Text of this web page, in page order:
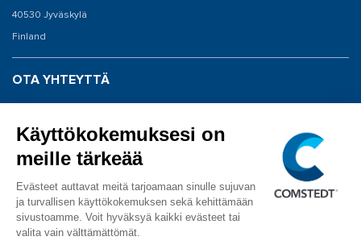
40530 Jyväskylä
Finland
OTA YHTEYTTÄ
Huolto: 020 198 0043
info@comstedt.fi
SEURAA MEITÄ